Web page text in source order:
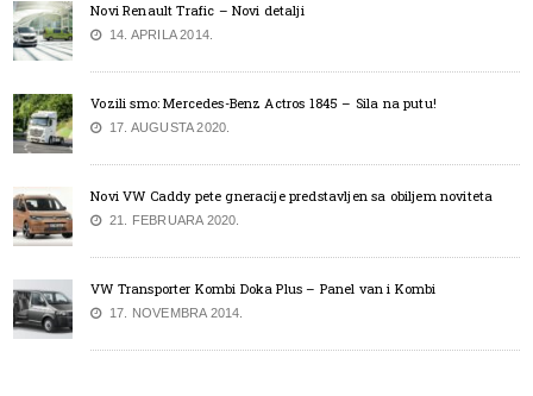
Novi Renault Trafic – Novi detalji
14. APRILA 2014.
Vozili smo: Mercedes-Benz Actros 1845 – Sila na putu!
17. AUGUSTA 2020.
Novi VW Caddy pete gneracije predstavljen sa obiljem noviteta
21. FEBRUARA 2020.
VW Transporter Kombi Doka Plus – Panel van i Kombi
17. NOVEMBRA 2014.